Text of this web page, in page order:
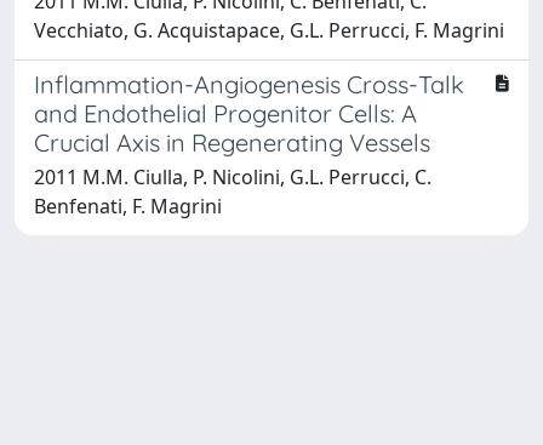
Vecchiato, G. Acquistapace, G.L. Perrucci, F. Magrini
Inflammation-Angiogenesis Cross-Talk
and Endothelial Progenitor Cells: A
Crucial Axis in Regenerating Vessels
2011 M.M. Ciulla, P. Nicolini, G.L. Perrucci, C.
Benfenati, F. Magrini